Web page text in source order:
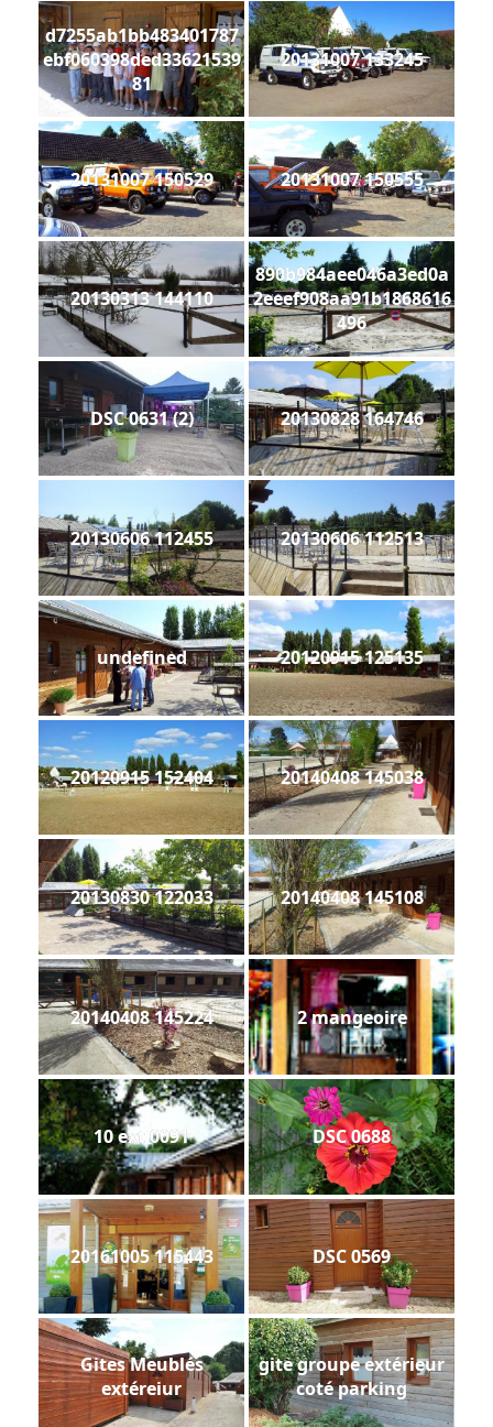
d7255ab1bb483401787
ebf060398ded33621539
81
20131007 133245
20131007 150529 20131007 150555
20130313 144110
890b984aee046a3ed0a
2eeef908aa91b1868616
496
DSC 0631 (2) 20130828 164746
20130606 112455 20130606 112513
undefined 20120915 125135
20120915 152404 20140408 145038
20130830 122033 20140408 145108
20140408 145224 2 mangeoire
10 ext 0091 DSC 0688
20161005 115443 DSC 0569
Gites Meublés
extéreiur
gite groupe extérieur
coté parking